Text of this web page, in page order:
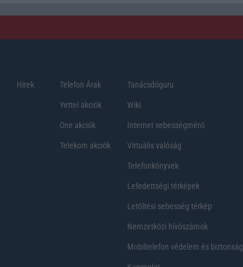
Hirek Telefon Árak
Yettel akciók
One akciók
Telekom akciók
Tanácsdóguru
Wiki
Internet sebességmérő
Virtuális valóság
Telefonkönyvek
Lefedettségi térképek
Letöltési sebesség térkép
Nemzetközi hívószámok
Mobiltelefon védelem és biztonság